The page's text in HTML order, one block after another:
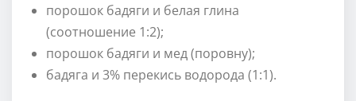
порошок бадяги и белая глина
(соотношение 1:2);
порошок бадяги и мед (поровну);
бадяга и 3% перекись водорода (1:1).